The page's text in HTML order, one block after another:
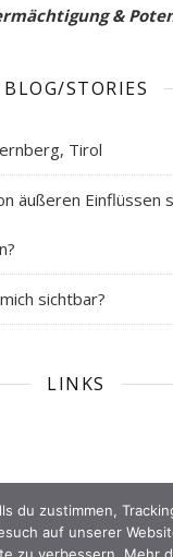
&
BLOG/STORIES
Tirol
äußeren Einflüssen
sichtbar?
LINKS
du zustimmen,
auf unserer